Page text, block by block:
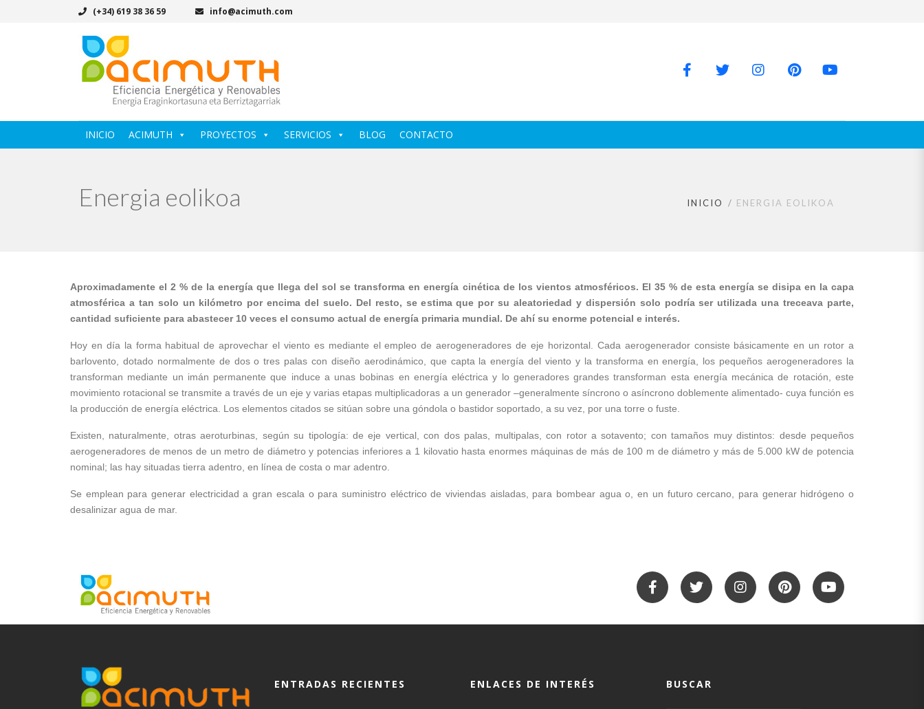
(+34) 619 38 36 59 info@acimuth.com
INICIO ACIMUTH PROYECTOS SERVICIOS BLOG CONTACTO
Energia eolikoa INICIO ENERGIA EOLIKOA
Aproximadamente el 2 % de la energía que llega del sol se transforma en energía cinética de los vientos atmosféricos. El 35 % de esta energía se disipa en la capa
atmosférica a tan solo un kilómetro por encima del suelo. Del resto, se estima que por su aleatoriedad y dispersión solo podría ser utilizada una treceava parte,
cantidad suficiente para abastecer 10 veces el consumo actual de energía primaria mundial. De ahí su enorme potencial e interés.
Hoy en día la forma habitual de aprovechar el viento es mediante el empleo de aerogeneradores de eje horizontal. Cada aerogenerador consiste básicamente en un rotor a
barlovento, dotado normalmente de dos o tres palas con diseño aerodinámico, que capta la energía del viento y la transforma en energía, los pequeños aerogeneradores la
transforman mediante un imán permanente que induce a unas bobinas en energía eléctrica y lo generadores grandes transforman esta energía mecánica de rotación, este
movimiento rotacional se transmite a través de un eje y varias etapas multiplicadoras a un generador –generalmente síncrono o asíncrono doblemente alimentado- cuya función es
la producción de energía eléctrica. Los elementos citados se sitúan sobre una góndola o bastidor soportado, a su vez, por una torre o fuste.
Existen, naturalmente, otras aeroturbinas, según su tipología: de eje vertical, con dos palas, multipalas, con rotor a sotavento; con tamaños muy distintos: desde pequeños
aerogeneradores de menos de un metro de diámetro y potencias inferiores a 1 kilovatio hasta enormes máquinas de más de 100 m de diámetro y más de 5.000 kW de potencia
nominal; las hay situadas tierra adentro, en línea de costa o mar adentro.
Se emplean para generar electricidad a gran escala o para suministro eléctrico de viviendas aisladas, para bombear agua o, en un futuro cercano, para generar hidrógeno o
desalinizar agua de mar.
ENTRADAS RECIENTES ENLACES DE INTERÉS BUSCAR